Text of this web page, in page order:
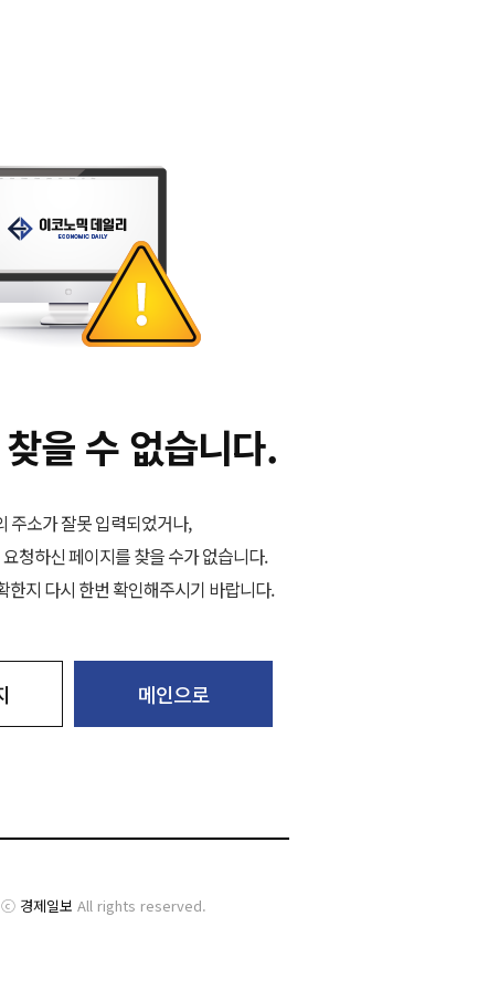
을 수 없습니다.
주소가 잘못 입력되었거나,
청하신 페이지를 찾을 수가 없습니다.
한지 다시 한번 확인해주시기 바랍니다.
메인으로
ⓒ 경제일보 All rights reserved.